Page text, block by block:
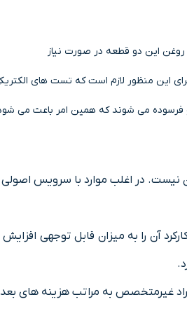
این دو قطعه در صورت نیاز
این منظور لازم است که تست های
و فرسوده می شوند که همین امر باعث می
نیست. در اغلب موارد با سرویس
آن را به میزان قابل توجهی
غیرمتخصص به مراتب هزینه های